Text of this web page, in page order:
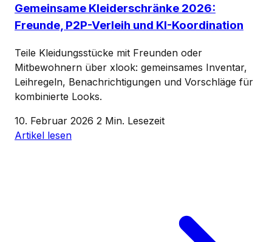
Gemeinsame Kleiderschränke 2026:
Freunde, P2P-Verleih und KI-Koordination
Teile Kleidungsstücke mit Freunden oder
Mitbewohnern über xlook: gemeinsames Inventar,
Leihregeln, Benachrichtigungen und Vorschläge für
kombinierte Looks.
10. Februar 2026 2 Min. Lesezeit
Artikel lesen